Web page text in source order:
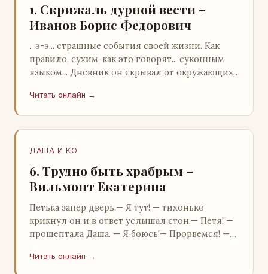
1. Скрижаль дурной вести –
Иванов Борис Федорович
.. э-э... страшные события своей жизни. Как
правило, сухим, как это говорят... суконным
языком... Дневник он скрывал от окружающих.
Читать онлайн →
ДАША И KO
6. Трудно быть храбрым –
Вильмонт Екатерина
Петька запер дверь.— Я тут! — тихонько
крикнул он и в ответ услышал стон.— Петя! —
прошептала Даша. — Я боюсь!— Прорвемся! —
…
Читать онлайн →